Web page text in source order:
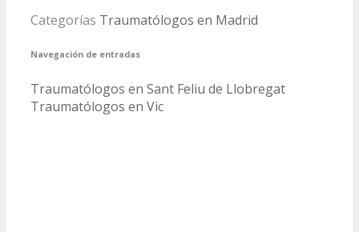
Categorías Traumatólogos en Madrid
Navegación de entradas
Traumatólogos en Sant Feliu de Llobregat
Traumatólogos en Vic